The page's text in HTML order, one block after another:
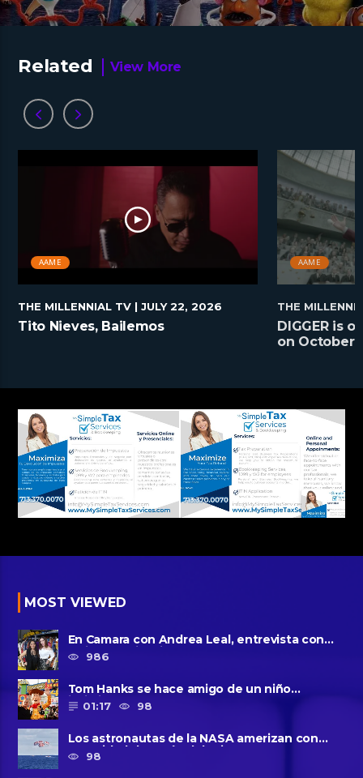
Related View More
AAME
THE MILLENNIAL TV | JULY 22, 2026
Tito Nieves, Bailemos
AAME
THE
DIGGER is
on October
MOST VIEWED
En Camara con Andrea Leal, entrevista con
Majo Cornejo, Cirque Du ......
986
Tom Hanks se hace amigo de un niño
intimidado de 8 años llamado ......
01:17 98
Los astronautas de la NASA amerizan con
seguridad después del primer ......
98